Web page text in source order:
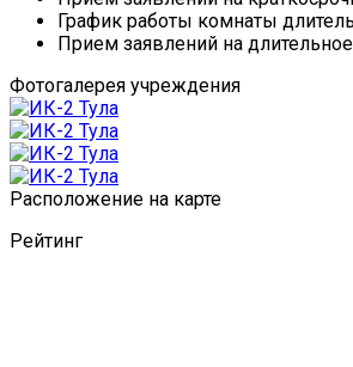
График работы комнаты
Прием заявлений на
Фотогалерея учреждения
Расположение на карте
Рейтинг